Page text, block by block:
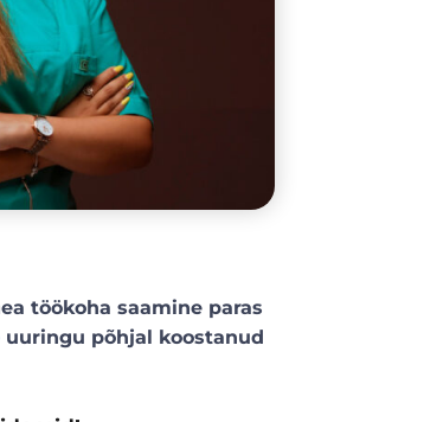
töökoha saamine paras
uuringu põhjal koostanud